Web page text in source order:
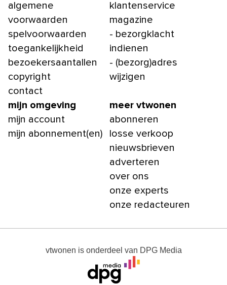
algemene
voorwaarden
spelvoorwaarden
toegankelijkheid
bezoekersaantallen
copyright
contact
klantenservice
magazine
- bezorgklacht
indienen
- (bezorg)adres
wijzigen
mijn omgeving
mijn account
mijn abonnement(en)
meer vtwonen
abonneren
losse verkoop
nieuwsbrieven
adverteren
over ons
onze experts
onze redacteuren
vtwonen is onderdeel van DPG Media